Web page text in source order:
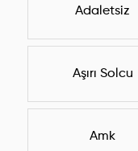
Adaletsiz
Aşırı Solcu
Amk